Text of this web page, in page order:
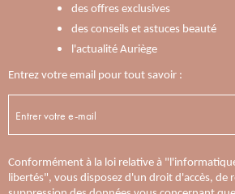
des offres exclusives
des conseils et astuces beauté
l'actualité Auriège
Entrez votre email pour tout savoir :
Conformément à la loi relative à
libertés", vous disposez d'un droit d'accès, de